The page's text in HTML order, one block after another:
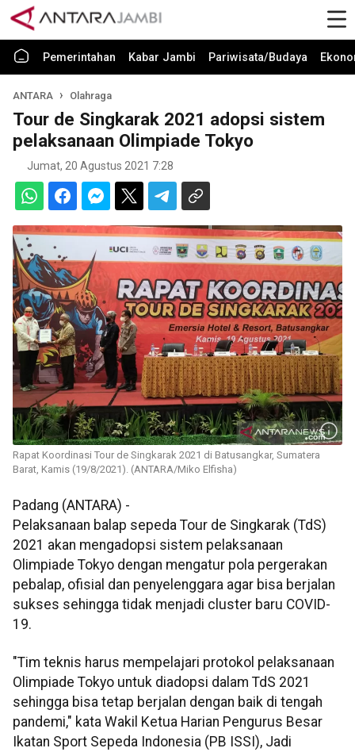
Pemerintahan Kabar Jambi Pariwisata/Budaya
ANTARA Olahraga
Tour de Singkarak 2021 adopsi sistem
pelaksanaan Olimpiade Tokyo
Jumat, 20 Agustus 2021 7:28
Rapat Koordinasi Tour de Singkarak 2021 di Batusangkar, Sumatera
Barat, Kamis (19/8/2021). (ANTARA/Miko Elfisha)
Padang (ANTARA) -
Pelaksanaan balap sepeda Tour de Singkarak (TdS)
2021 akan mengadopsi sistem pelaksanaan
Olimpiade Tokyo dengan mengatur pola pergerakan
pebalap, ofisial dan penyelenggara agar bisa berjalan
sukses sehingga tidak menjadi cluster baru COVID-
19.
"Tim teknis harus mempelajari protokol pelaksanaan
Olimpiade Tokyo untuk diadopsi dalam TdS 2021
sehingga bisa tetap berjalan dengan baik di tengah
pandemi," kata Wakil Ketua Harian Pengurus Besar
Ikatan Sport Sepeda Indonesia (PB ISSI), Jadi